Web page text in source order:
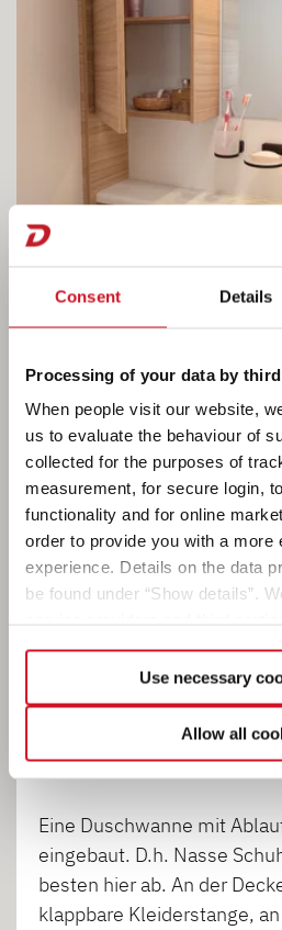
Consent Details
Processing of your data by
When people visit our website,
us to evaluate the behaviour of
collected for the purposes of
measurement, for secure login,
functionality and for online
order to provide you with a more
experience. Details on the data
be found under “Show details”.
data for their own purposes and
necessary. If you click the “Allow
select individual cookies in the
your consent to the processing
and not required to use our
change them later (such as by
at the bottom left of the website).
information in our Privacy Policy.
Allow all
Use necessary
Kompaktes Bad mit
Ideal für den
drin im kompakten Bad!
auch serienmäßig an Bord.
Der Vorteil der hier
ist, dass sie bei
werden kann, was etwas
Eine Duschwanne mit
eingebaut. D.h. Nasse
besten hier ab. An der
klappbare Kleiderstange,